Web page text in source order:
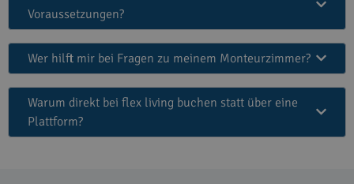
Voraussetzungen?
Wer hilft mir bei Fragen zu meinem Monteurzimmer?
Warum direkt bei flex living buchen statt über eine
Plattform?